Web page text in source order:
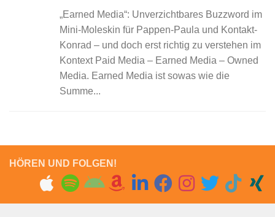
„Earned Media“: Unverzichtbares Buzzword im
Mini-Moleskin für Pappen-Paula und Kontakt-
Konrad – und doch erst richtig zu verstehen im
Kontext Paid Media – Earned Media – Owned
Media. Earned Media ist sowas wie die
Summe...
HÖREN UND FOLGEN!